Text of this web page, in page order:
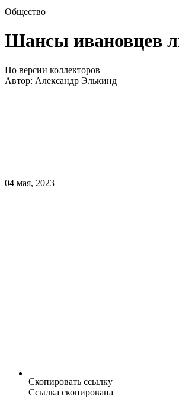
Общество
Шансы ивановцев
По версии коллекторов
Автор: Александр Элькинд
04 мая, 2023
Скопировать ссылку
Ссылка скопирована